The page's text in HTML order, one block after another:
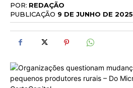
POR: REDAÇÃO
PUBLICAÇÃO 9 DE JUNHO DE 2025